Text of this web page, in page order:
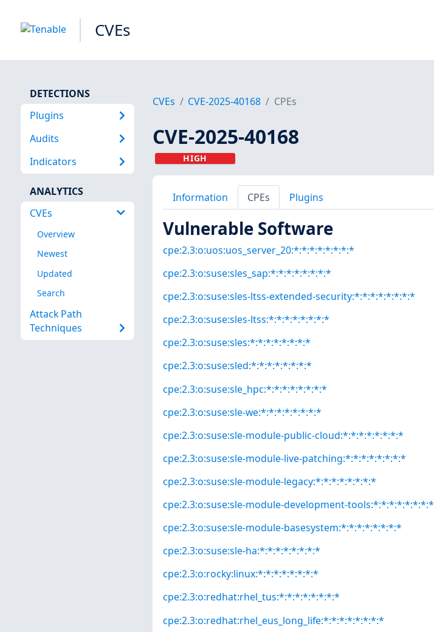
CVEs
DETECTIONS
Plugins
Audits
Indicators
ANALYTICS
CVEs
Overview
Newest
Updated
Search
Attack Path
Techniques
CVEs CVE-2025-40168 CPEs
CVE-2025-40168
HIGH
Information CPEs Plugins
Vulnerable Software
cpe:2.3:o:uos:uos_server_20:*:*:*:*:*:*:*:*
cpe:2.3:o:suse:sles_sap:*:*:*:*:*:*:*:*
cpe:2.3:o:suse:sles-ltss-extended-security:*:*:*:*:*:*:*:*
cpe:2.3:o:suse:sles-ltss:*:*:*:*:*:*:*:*
cpe:2.3:o:suse:sles:*:*:*:*:*:*:*:*
cpe:2.3:o:suse:sled:*:*:*:*:*:*:*:*
cpe:2.3:o:suse:sle_hpc:*:*:*:*:*:*:*:*
cpe:2.3:o:suse:sle-we:*:*:*:*:*:*:*:*
cpe:2.3:o:suse:sle-module-public-cloud:*:*:*:*:*:*:*:*
cpe:2.3:o:suse:sle-module-live-patching:*:*:*:*:*:*:*:*
cpe:2.3:o:suse:sle-module-legacy:*:*:*:*:*:*:*:*
cpe:2.3:o:suse:sle-module-development-tools:*:*:*:*:*:*:*:*
cpe:2.3:o:suse:sle-module-basesystem:*:*:*:*:*:*:*:*
cpe:2.3:o:suse:sle-ha:*:*:*:*:*:*:*:*
cpe:2.3:o:rocky:linux:*:*:*:*:*:*:*:*
cpe:2.3:o:redhat:rhel_tus:*:*:*:*:*:*:*:*
cpe:2.3:o:redhat:rhel_eus_long_life:*:*:*:*:*:*:*:*